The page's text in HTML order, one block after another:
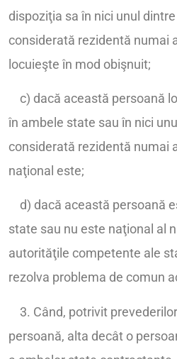
dispoziţia sa în nici unul
considerată rezidentă numai
locuieşte în mod obişnuit;
c) dacă această persoană
în ambele state sau în nici
considerată rezidentă numai
naţional este;
d) dacă această persoană
state sau nu este naţional al
autorităţile competente ale
rezolva problema de comun
3. Când, potrivit
persoană, alta decât o